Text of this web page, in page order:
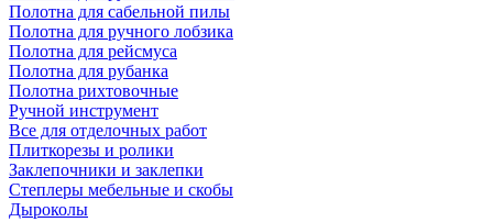
Полотна для сабельной пилы
Полотна для ручного лобзика
Полотна для рейсмуса
Полотна для рубанка
Полотна рихтовочные
Ручной инструмент
Все для отделочных работ
Плиткорезы и ролики
Заклепочники и заклепки
Степлеры мебельные и скобы
Дыроколы